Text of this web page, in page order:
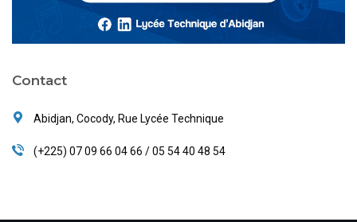
Contact
Abidjan, Cocody, Rue Lycée Technique
(+225) 07 09 66 04 66 / 05 54 40 48 54